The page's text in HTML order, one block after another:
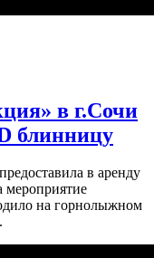
в г.Сочи
блинницу
в аренду
мероприятие
на горнолыжном